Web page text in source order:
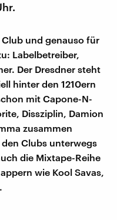
Club und genauso für
Labelbetreiber,
Der Dresdner steht
hinter den 1210ern
mit Capone-N-
Dissziplin, Damion
zusammen
Clubs unterwegs
die Mixtape-Reihe
wie Kool Savas,